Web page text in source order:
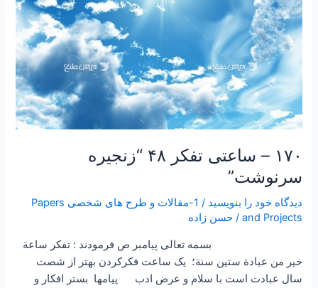
۱۷۰ – ساعتی تفکر ۴۸ “زنجیره
سرنوشت”
دیدگاه‌ خود را بنویسید /
1-مقالات و طرح های شخصی Papers
and Projects
/حسن زاده
بسمه تعالی پیامبر ص فرمودند : تفكر ساعة
خير من عبادة ستين سنة؛ یک ساعت فکرکردن بهتر از شصت
سال عبادت است با سلام و عرض ادب پیامها بستر افکار و